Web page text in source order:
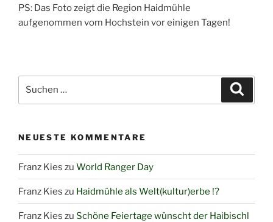
PS: Das Foto zeigt die Region Haidmühle
aufgenommen vom Hochstein vor einigen Tagen!
nach:
NEUESTE KOMMENTARE
Franz Kies zu World Ranger Day
Franz Kies zu Haidmühle als Welt(kultur)erbe !?
Franz Kies zu Schöne Feiertage wünscht der Haibischl